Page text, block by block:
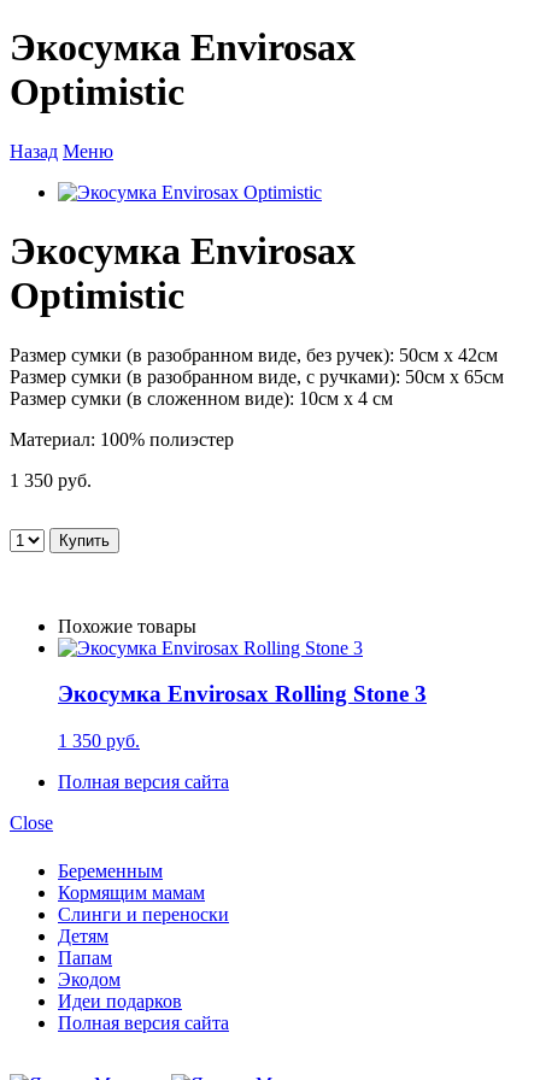
Экосумка Envirosax
Optimistic
Назад Меню
Экосумка Envirosax
Optimistic
Размер сумки (в разобранном виде, без ручек): 50см х 42см
Размер сумки (в разобранном виде, с ручками): 50см х 65см
Размер сумки (в сложенном виде): 10см х 4 см
Материал: 100% полиэстер
1 350 руб.
Похожие товары
Экосумка Envirosax Rolling Stone 3
1 350 руб.
Полная версия сайта
Close
Беременным
Кормящим мамам
Слинги и переноски
Детям
Папам
Экодом
Идеи подарков
Полная версия сайта